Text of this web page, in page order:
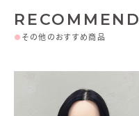
RECOMMEND
● その他のおすすめ商品